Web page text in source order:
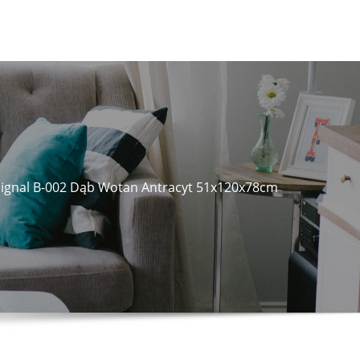
B-002 Dąb Wotan Antracyt 51x120x78cm